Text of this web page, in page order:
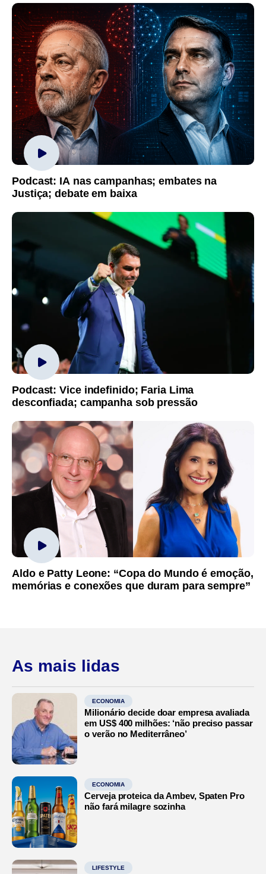
Podcast: IA nas campanhas; embates na
Justiça; debate em baixa
Podcast: Vice indefinido; Faria Lima
desconfiada; campanha sob pressão
Aldo e Patty Leone: “Copa do Mundo é emoção,
memórias e conexões que duram para sempre”
As mais lidas
ECONOMIA
Milionário decide doar empresa avaliada
em US$ 400 milhões: ‘não preciso passar
o verão no Mediterrâneo’
ECONOMIA
Cerveja proteica da Ambev, Spaten Pro
não fará milagre sozinha
LIFESTYLE